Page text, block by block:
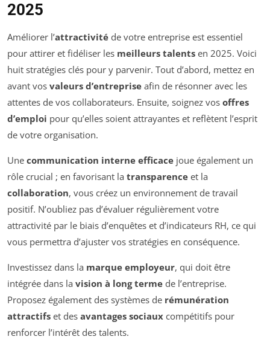
2025
Améliorer l’attractivité de votre entreprise est essentiel
pour attirer et fidéliser les meilleurs talents en 2025. Voici
huit stratégies clés pour y parvenir. Tout d’abord, mettez en
avant vos valeurs d’entreprise afin de résonner avec les
attentes de vos collaborateurs. Ensuite, soignez vos offres
d’emploi pour qu’elles soient attrayantes et reflètent l’esprit
de votre organisation.
Une communication interne efficace joue également un
rôle crucial ; en favorisant la transparence et la
collaboration, vous créez un environnement de travail
positif. N’oubliez pas d’évaluer régulièrement votre
attractivité par le biais d’enquêtes et d’indicateurs RH, ce qui
vous permettra d’ajuster vos stratégies en conséquence.
Investissez dans la marque employeur, qui doit être
intégrée dans la vision à long terme de l’entreprise.
Proposez également des systèmes de rémunération
attractifs et des avantages sociaux compétitifs pour
renforcer l’intérêt des talents.